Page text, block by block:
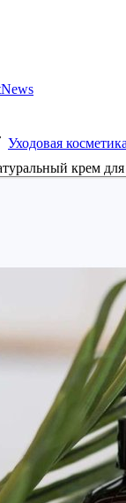
News
Уходовая косметика
крем